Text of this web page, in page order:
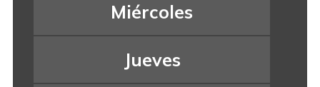
Miércoles
Jueves